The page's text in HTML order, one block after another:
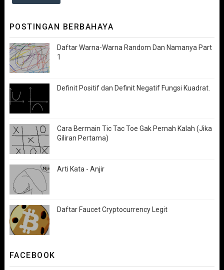
POSTINGAN BERBAHAYA
Daftar Warna-Warna Random Dan Namanya Part
1
Definit Positif dan Definit Negatif Fungsi Kuadrat.
Cara Bermain Tic Tac Toe Gak Pernah Kalah (Jika
Giliran Pertama)
Arti Kata - Anjir
Daftar Faucet Cryptocurrency Legit
FACEBOOK